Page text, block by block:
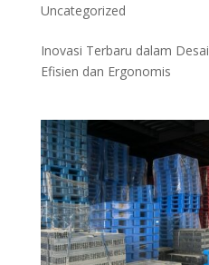
Uncategorized
Inovasi Terbaru dalam
Efisien dan Ergonomis